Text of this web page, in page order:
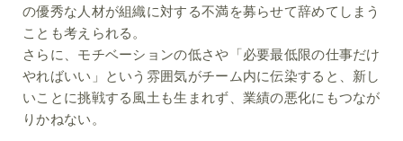
の優秀な人材が組織に対する不満を募らせて辞めてしまう
ことも考えられる。
さらに、モチベーションの低さや「必要最低限の仕事だけ
やればいい」という雰囲気がチーム内に伝染すると、新し
いことに挑戦する風土も生まれず、業績の悪化にもつなが
りかねない。